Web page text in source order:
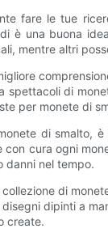
fare le tue
è una buona
mentre altri
spettacoli di
per monete di
di smalto,
con cura ogni
danni nel tempo.
di
dipinti a
create.